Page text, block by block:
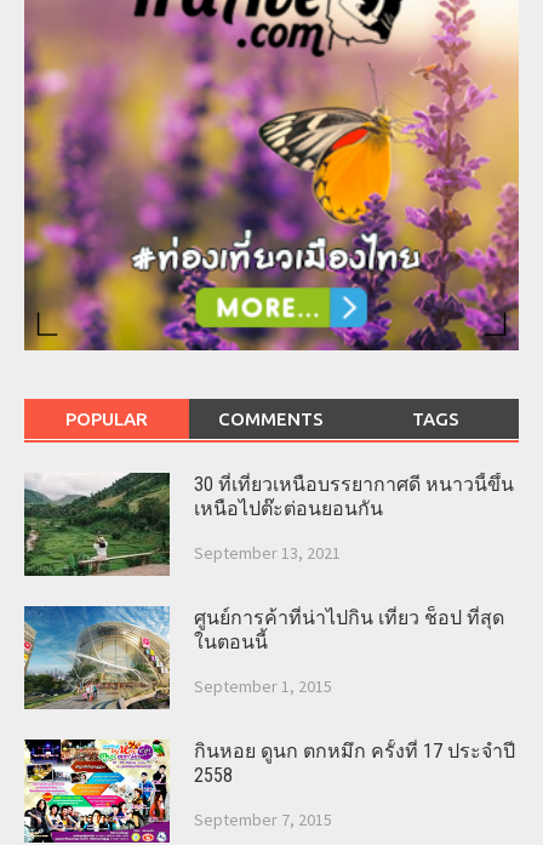
POPULAR COMMENTS TAGS
30 ที่เที่ยวเหนือบรรยากาศดี หนาวนี้ขึ้น
เหนือไปต๊ะต่อนยอนกัน
September 13, 2021
ศูนย์การค้าที่น่าไปกิน เที่ยว ช็อป ที่สุด
ในตอนนี้
September 1, 2015
กินหอย ดูนก ตกหมึก ครั้งที่ 17 ประจำปี
2558
September 7, 2015